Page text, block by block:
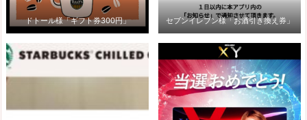
ドトール様「ギフト券300円」 セブンイレブン様「お酒引き換え券」